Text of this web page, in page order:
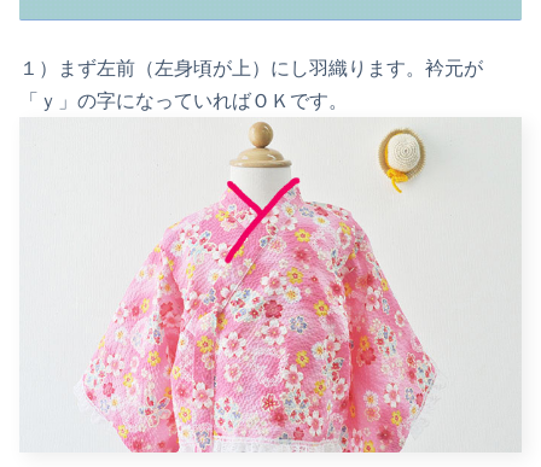
１）まず左前（左身頃が上）にし羽織ります。衿元が
「ｙ」の字になっていればＯＫです。